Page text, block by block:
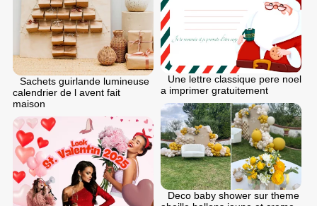
Une lettre classique pere noel
a imprimer gratuitement
Sachets guirlande lumineuse
calendrier de l avent fait
maison
Deco baby shower sur theme